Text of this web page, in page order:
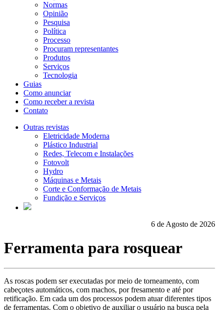
Normas
Opinião
Pesquisa
Política
Processo
Procuram representantes
Produtos
Serviços
Tecnologia
Guias
Como anunciar
Como receber a revista
Contato
Outras revistas
Eletricidade Moderna
Plástico Industrial
Redes, Telecom e Instalações
Fotovolt
Hydro
Máquinas e Metais
Corte e Conformação de Metais
Fundição e Serviços
6 de Agosto de 2026
Ferramenta para rosquear
As roscas podem ser executadas por meio de torneamento, com
cabeçotes automáticos, com machos, por fresamento e até por
retificação. Em cada um dos processos podem atuar diferentes tipos
de ferramentas. Com o objetivo de auxiliar o usuário na busca pela